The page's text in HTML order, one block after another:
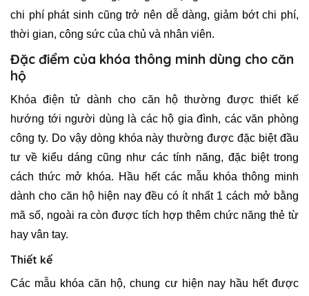
chi phí phát sinh cũng trở nên dễ dàng, giảm bớt chi phí,
thời gian, công sức của chủ và nhân viên.
Đặc điểm của khóa thông minh dùng cho căn
hộ
Khóa điện tử dành cho căn hộ thường được thiết kế
hướng tới người dùng là các hộ gia đình, các văn phòng
công ty. Do vậy dòng khóa này thường được đặc biệt đầu
tư về kiểu dáng cũng như các tính năng, đặc biệt trong
cách thức mở khóa. Hầu hết các mẫu khóa thông minh
dành cho căn hộ hiện nay đều có ít nhất 1 cách mở bằng
mã số, ngoài ra còn được tích hợp thêm chức năng thẻ từ
hay vân tay.
Thiết kế
Các mẫu khóa căn hộ, chung cư hiện nay hầu hết được